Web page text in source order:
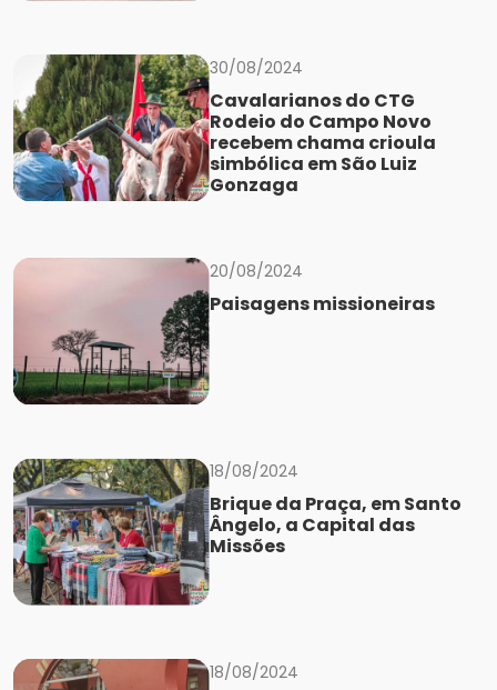
30/08/2024
Cavalarianos do CTG
Rodeio do Campo Novo
recebem chama crioula
simbólica em São Luiz
Gonzaga
20/08/2024
Paisagens missioneiras
18/08/2024
Brique da Praça, em Santo
Ângelo, a Capital das
Missões
18/08/2024